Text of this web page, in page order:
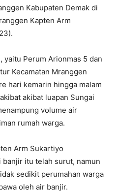
Kabupaten Demak di
Kapten Arm
yaitu Perum Arionmas 5 dan
Kecamatan Mranggen
hari kemarin hingga malam
akibat luapan Sungai
volume air
rumah warga.
Arm Sukartiyo
banjir itu telah surut, namun
sedikit perumahan warga
oleh air banjir.